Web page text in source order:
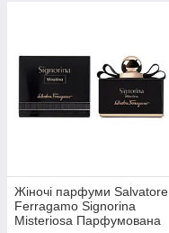
Жіночі парфуми Salvatore
Ferragamo Signorina
Misteriosa Парфумована